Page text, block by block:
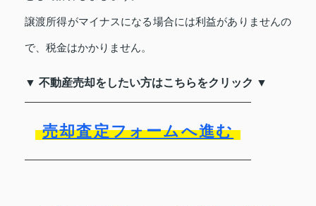
譲渡所得がマイナスになる場合には利益がありませんの
で、税金はかかりません。
▼ 不動産売却をしたい方はこちらをクリック ▼
売却査定フォームへ進む